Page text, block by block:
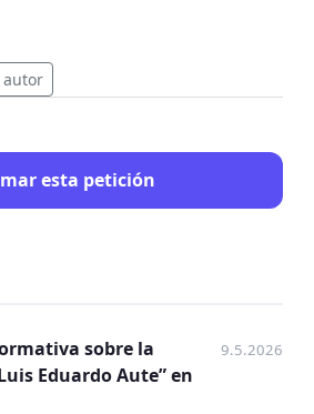
autor
esta petición
sobre la
Eduardo Aute” en
9.5.2026